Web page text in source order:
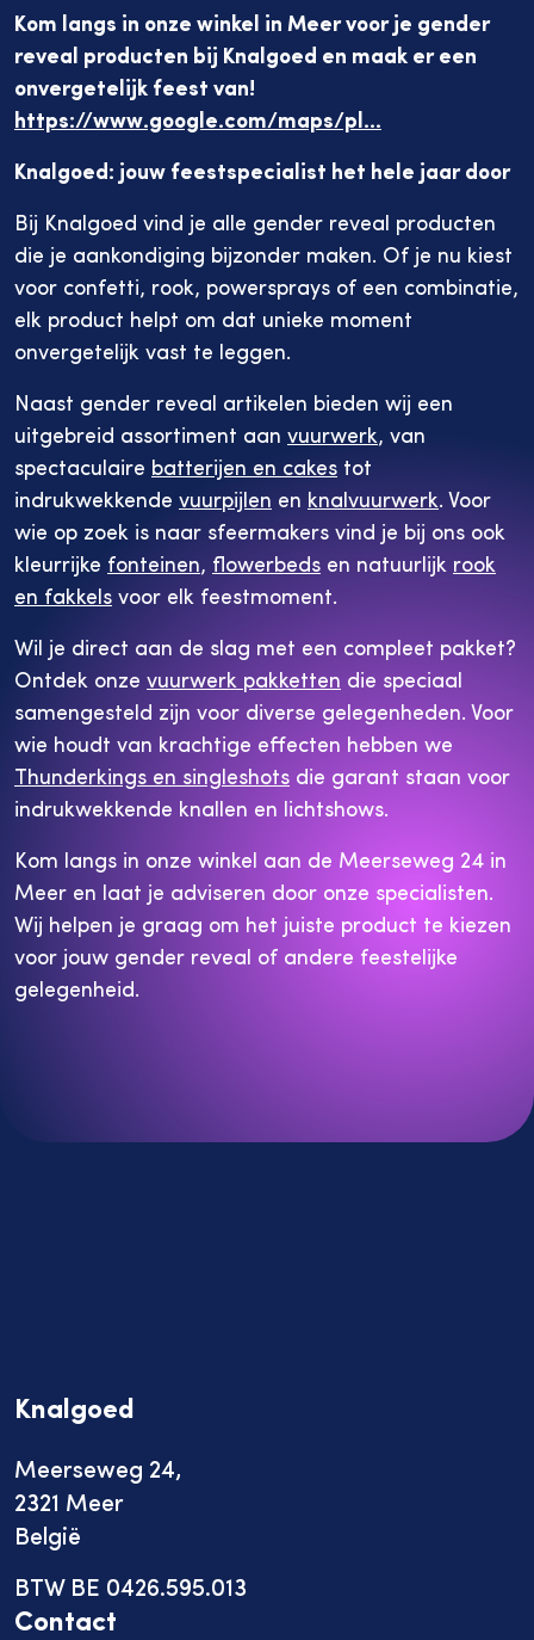
Kom langs in onze winkel in Meer voor je gender
reveal producten bij Knalgoed en maak er een
onvergetelijk feest van!
https://www.google.com/maps/pl...
Knalgoed: jouw feestspecialist het hele jaar door
Bij Knalgoed vind je alle gender reveal producten
die je aankondiging bijzonder maken. Of je nu kiest
voor confetti, rook, powersprays of een combinatie,
elk product helpt om dat unieke moment
onvergetelijk vast te leggen.
Naast gender reveal artikelen bieden wij een
uitgebreid assortiment aan vuurwerk, van
spectaculaire batterijen en cakes tot
indrukwekkende vuurpijlen en knalvuurwerk. Voor
wie op zoek is naar sfeermakers vind je bij ons ook
kleurrijke fonteinen, flowerbeds en natuurlijk rook
en fakkels voor elk feestmoment.
Wil je direct aan de slag met een compleet pakket?
Ontdek onze vuurwerk pakketten die speciaal
samengesteld zijn voor diverse gelegenheden. Voor
wie houdt van krachtige effecten hebben we
Thunderkings en singleshots die garant staan voor
indrukwekkende knallen en lichtshows.
Kom langs in onze winkel aan de Meerseweg 24 in
Meer en laat je adviseren door onze specialisten.
Wij helpen je graag om het juiste product te kiezen
voor jouw gender reveal of andere feestelijke
gelegenheid.
Knalgoed
Meerseweg 24,
2321 Meer
België
BTW BE 0426.595.013
Contact